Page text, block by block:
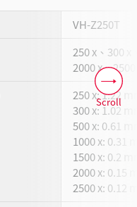
VH-Z250T
250 x、300 x
2000 x、
250 x: 1.22
300 x: 1.02
500 x: 0.61
1000 x: 0.31
1500 x: 0.2
2000 x: 0.15
2500 x: 0.12
Scroll